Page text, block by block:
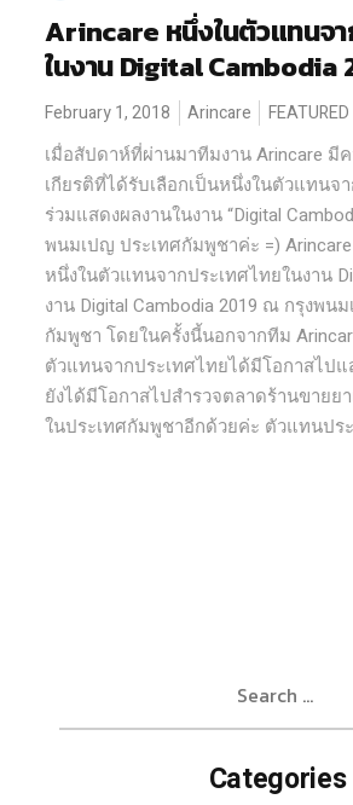
Arincare หนึ่งในตัวแทนจา
ในงาน Digital Cambodia
February 1, 2018 Arincare FEATURED
เมื่อสัปดาห์ที่ผ่านมาทีมงาน Arincare มี
เกียรติที่ได้รับเลือกเป็นหนึ่งในตัวแทนจ
ร่วมแสดงผลงานในงาน “Digital
พนมเปญ ประเทศกัมพูชาค่ะ =)
หนึ่งในตัวแทนจากประเทศไทยในงาน
งาน Digital Cambodia 2019 ณ กรุงพน
กัมพูชา โดยในครั้งนี้นอกจากทีม
ตัวแทนจากประเทศไทยได้มีโอกาสไป
ยังได้มีโอกาสไปสำรวจตลาดร้านขายย
ในประเทศกัมพูชาอีกด้วยค่ะ ตัวแทนปร
Categories